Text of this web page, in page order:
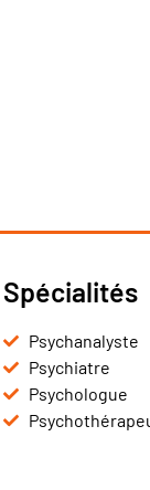
Spécialités
Psychanalyste
Psychiatre
Psychologue